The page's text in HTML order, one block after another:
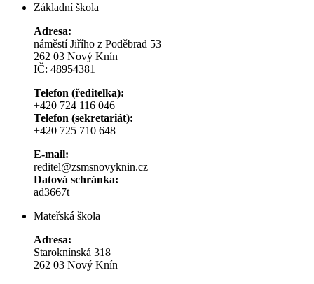
Základní škola
Adresa:
náměstí Jiřího z Poděbrad 53
262 03 Nový Knín
IČ: 48954381
Telefon (ředitelka):
+420 724 116 046
Telefon (sekretariát):
+420 725 710 648
E-mail:
reditel@zsmsnovyknin.cz
Datová schránka:
ad3667t
Mateřská škola
Adresa:
Staroknínská 318
262 03 Nový Knín